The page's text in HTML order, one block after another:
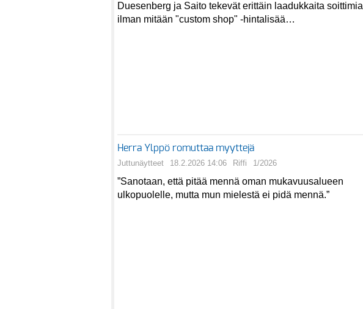
Duesenberg ja Saito tekevät erittäin laadukkaita soittimia
ilman mitään "custom shop" -hintalisää…
Herra Ylppö romuttaa myyttejä
Juttunäytteet 18.2.2026 14:06 Riffi 1/2026
”Sanotaan, että pitää mennä oman mukavuusalueen
ulkopuolelle, mutta mun mielestä ei pidä mennä.”